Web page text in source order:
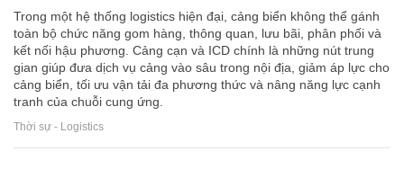
Trong một hệ thống logistics hiện đại, cảng biển không thể gánh
toàn bộ chức năng gom hàng, thông quan, lưu bãi, phân phối và
kết nối hậu phương. Cảng cạn và ICD chính là những nút trung
gian giúp đưa dịch vụ cảng vào sâu trong nội địa, giảm áp lực cho
cảng biển, tối ưu vận tải đa phương thức và nâng năng lực cạnh
tranh của chuỗi cung ứng.
Thời sự - Logistics